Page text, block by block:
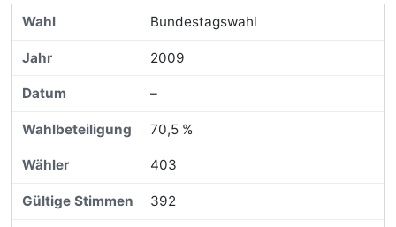
Bundestagswahl
2009
–
70,5 %
403
392